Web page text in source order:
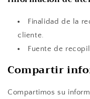
Finalidad de la
cliente.
Fuente de
Compartir
Compartimos su